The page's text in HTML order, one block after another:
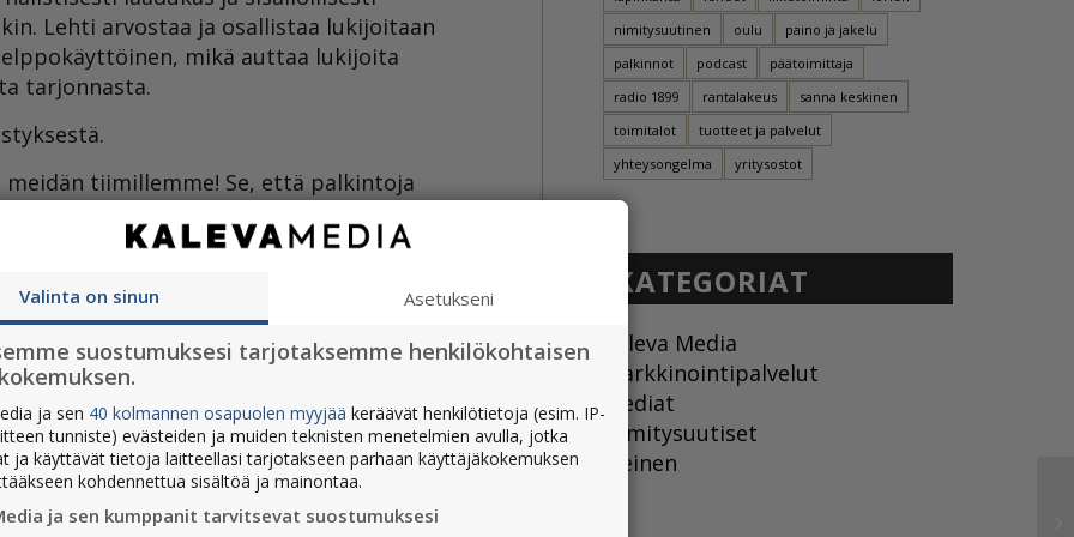
Lehti arvostaa ja osallistaa lukijoitaan
mikä auttaa lukijoita
tarjonnasta.
tiimillemme! Se, että palkintoja
meillä osataan hommamme,
Pahkasaloon mielissään lehden
kärkipäähän. Hän antaa
henkilökunnalle.
ole itseisarvo, mutta saamme sen avulla
Ja toki kilpailumenestys
joka palvelee lukijoitamme parhaalla
lopettaa paikallislehtiura näin.
nimitysuutinen
oulu
paino ja jakelu
palkinnot
podcast
päätoimittaja
radio 1899
rantalakeus
sanna keskinen
toimitalot
tuotteet ja palvelut
yhteysongelma
yritysostot
KATEGORIAT
Kaleva Media
Markkinointipalvelut
Mediat
Nimitysuutiset
Yleinen
Valinta on sinun Asetukseni
suostumuksesi tarjotaksemme henkilökohtaisen
ja sen 40 kolmannen osapuolen myyjää keräävät henkilötietoja (esim. IP-
tunniste) evästeiden ja muiden teknisten menetelmien avulla, jotka
ja käyttävät tietoja laitteellasi tarjotakseen parhaan käyttäjäkokemuksen
kohdennettua sisältöä ja mainontaa.
ja sen kumppanit tarvitsevat suostumuksesi